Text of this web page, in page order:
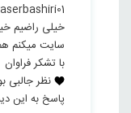
خیلی راضیم
سایت میکنم
با تشکر فراوان
نظر جالبی
پاسخ به این